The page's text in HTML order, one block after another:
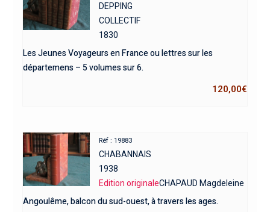
DEPPING
COLLECTIF
1830
Les Jeunes Voyageurs en France ou lettres sur les
départemens – 5 volumes sur 6.
120,00€
Réf : 19883
CHABANNAIS
1938
Edition originaleCHAPAUD Magdeleine
Angoulême, balcon du sud-ouest, à travers les ages.